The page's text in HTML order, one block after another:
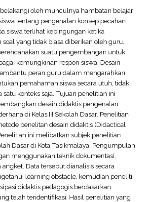
oleh munculnya hambatan belajar
tentang pengenalan konsep pecahan
siswa terlihat kebingungan ketika
yang tidak biasa diberikan oleh guru.
suatu pengembangan untuk
kemungkinan respon siswa. Desain
peran guru dalam mengarahkan
pemahaman siswa secara utuh, tidak
satu konteks saja. Tujuan penelitian ini
desain didaktis pengenalan
di Kelas III Sekolah Dasar. Penelitian
penelitan desain didaktis (Didactical
ini melibatkan subjek penelitian
Dasar di Kota Tasikmalaya. Pengumpulan
menggunakan teknik dokumentasi,
Data tersebut dianalisis secara
learning obstacle, kemudian peneliti
didaktis pedagogis berdasarkan
telah teridentifikasi. Hasil penelitian yang